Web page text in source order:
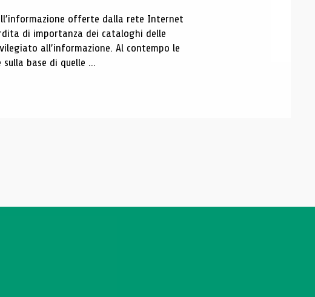
offerte dalla rete Internet
di importanza dei cataloghi delle
all’informazione. Al contempo le
base di quelle ...